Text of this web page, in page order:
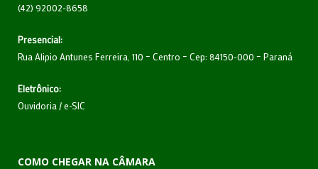
(42) 92002-8658
Presencial:
Rua Alipio Antunes Ferreira, 110 – Centro – Cep: 84150-000 – Paraná
Eletrônico:
Ouvidoria /e-SIC
COMO CHEGAR NA CÂMARA